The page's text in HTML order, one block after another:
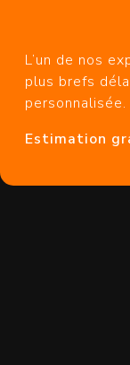
L’un de nos
plus brefs
personnalisée.
Estimation